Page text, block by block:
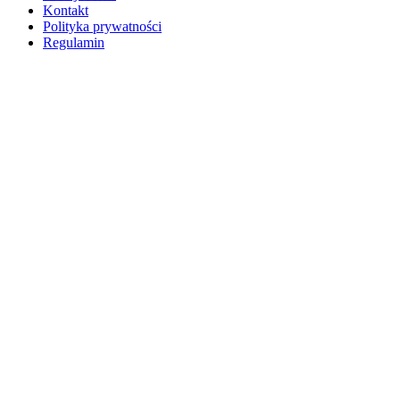
Kontakt
Polityka prywatności
Regulamin